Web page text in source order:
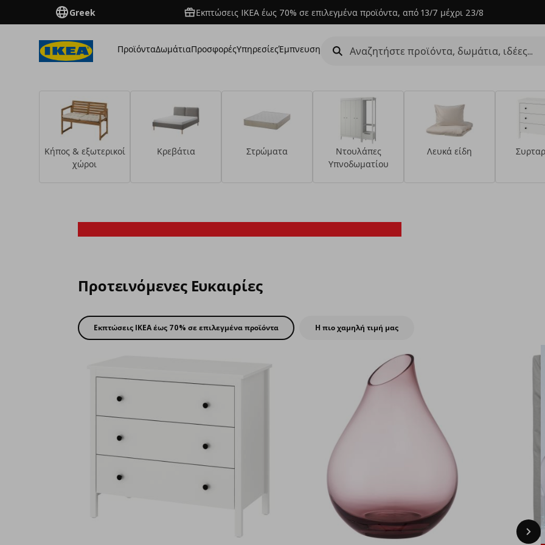
Greek Εκπτώσεις IKEA έως 70% σε επιλεγμένα προϊόντα, από 13/7 μέχρι 23/8
ΠροϊόνταΔωμάτιαΠροσφορέςΥπηρεσίεςΈμπνευση
Κήπος & εξωτερικοί
χώροι
Κρεβάτια Στρώματα
Ντουλάπες
Υπνοδωματίου
Λευκά είδη
Προτεινόμενες Ευκαιρίες
Εκπτώσεις IKEA έως 70% σε επιλεγμένα προϊόντα Η πιο χαμηλή τιμή μας
Next